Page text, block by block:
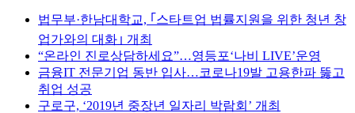
법무부·한남대학교, ｢스타트업 법률지원을 위한 청년 창
업가와의 대화｣ 개최
“온라인 진로상담하세요”…영등포‘나비 LIVE’운영
금융IT 전문기업 동반 입사…코로나19발 고용한파 뚫고
취업 성공
구로구, ‘2019년 중장년 일자리 박람회’ 개최